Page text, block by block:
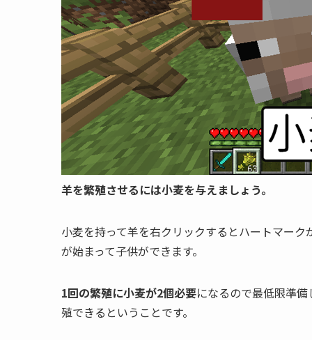
羊を繁殖させるには小麦を与えましょう。
小麦を持って羊を右クリックするとハートマー
が始まって子供ができます。
1回の繁殖に小麦が2個必要になるので最低限準
殖できるということです。